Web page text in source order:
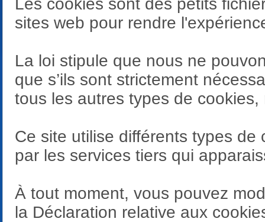
sites web pour rendre
La loi stipule que nous ne
que s’ils sont strictement
tous les autres types de
Ce site utilise différents types
par les services tiers qui
À tout moment, vous pouvez
la Déclaration relative aux